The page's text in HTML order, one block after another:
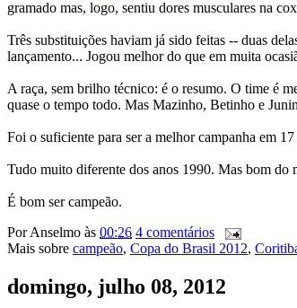
gramado mas, logo, sentiu dores musculares na
Três substituições haviam já sido feitas -- duas
lançamento... Jogou melhor do que em muita
A raça, sem brilho técnico: é o resumo. O time é
quase o tempo todo. Mas Mazinho, Betinho e
Foi o suficiente para ser a melhor campanha em
Tudo muito diferente dos anos 1990. Mas bom do
É bom ser campeão.
PorAnselmo às 00:26 4 comentários
Mais sobre campeão, Copa do Brasil 2012,
domingo, julho 08, 2012